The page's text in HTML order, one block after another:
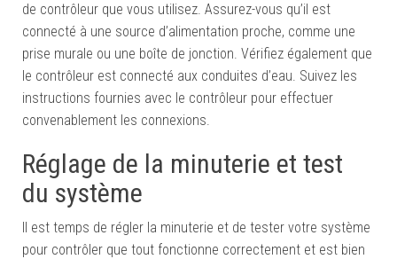
de contrôleur que vous utilisez. Assurez-vous qu’il est
connecté à une source d’alimentation proche, comme une
prise murale ou une boîte de jonction. Vérifiez également que
le contrôleur est connecté aux conduites d’eau. Suivez les
instructions fournies avec le contrôleur pour effectuer
convenablement les connexions.
Réglage de la minuterie et test
du système
Il est temps de régler la minuterie et de tester votre système
pour contrôler que tout fonctionne correctement et est bien